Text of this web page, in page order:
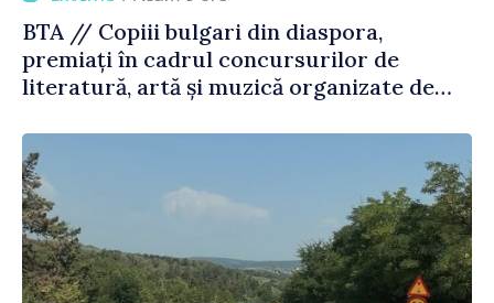
BTA // Copiii bulgari din diaspora,
premiați în cadrul concursurilor de
literatură, artă și muzică organizate de
Străinătate